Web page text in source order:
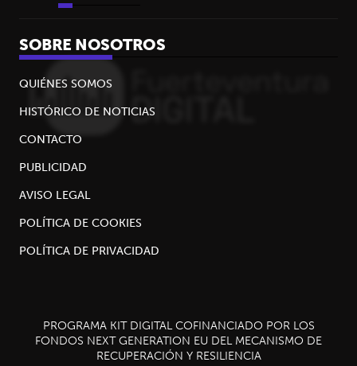
SOBRE NOSOTROS
QUIÉNES SOMOS
HISTÓRICO DE NOTICIAS
CONTACTO
PUBLICIDAD
AVISO LEGAL
POLÍTICA DE COOKIES
POLÍTICA DE PRIVACIDAD
PROGRAMA KIT DIGITAL COFINANCIADO POR LOS
FONDOS NEXT GENERATION EU DEL MECANISMO DE
RECUPERACIÓN Y RESILIENCIA